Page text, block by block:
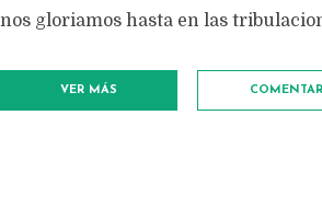
nos gloriamos hasta en las
VER MÁS COMENTAR